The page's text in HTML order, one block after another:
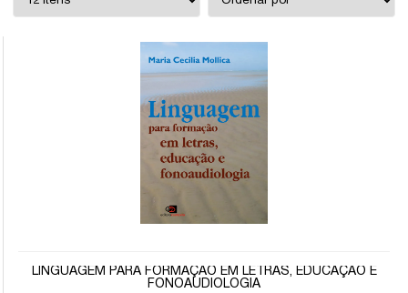
LINGUAGEM PARA FORMAÇÃO EM LETRAS, EDUCAÇÃO E
FONOAUDIOLOGIA